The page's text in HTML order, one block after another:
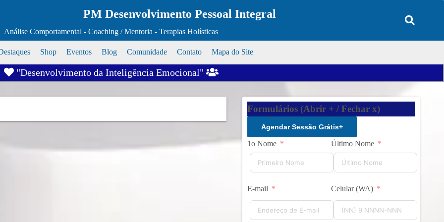
PM Desenvolvimento Pessoal Integral
Análise Comportamental - Coaching / Mentoria - Terapias Holísticas
Shop Eventos Blog Comunidade Contato Mapa do Site
"Desenvolvimento da Inteligência Emocional"
Formulários (Abrir + / Fechar x)
Agendar Sessão Grátis+
1o Nome Último Nome
E-mail Celular (WA)